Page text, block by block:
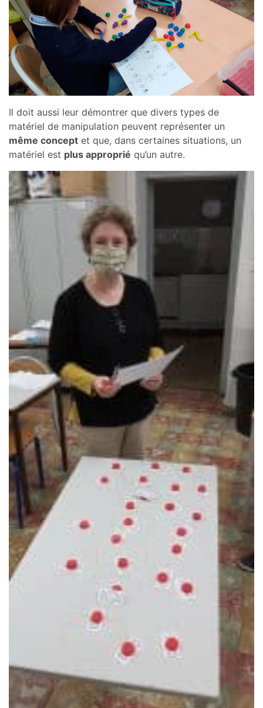
Il doit aussi leur démontrer que divers types de
matériel de manipulation peuvent représenter un
même concept et que, dans certaines situations, un
matériel est plus approprié qu’un autre.